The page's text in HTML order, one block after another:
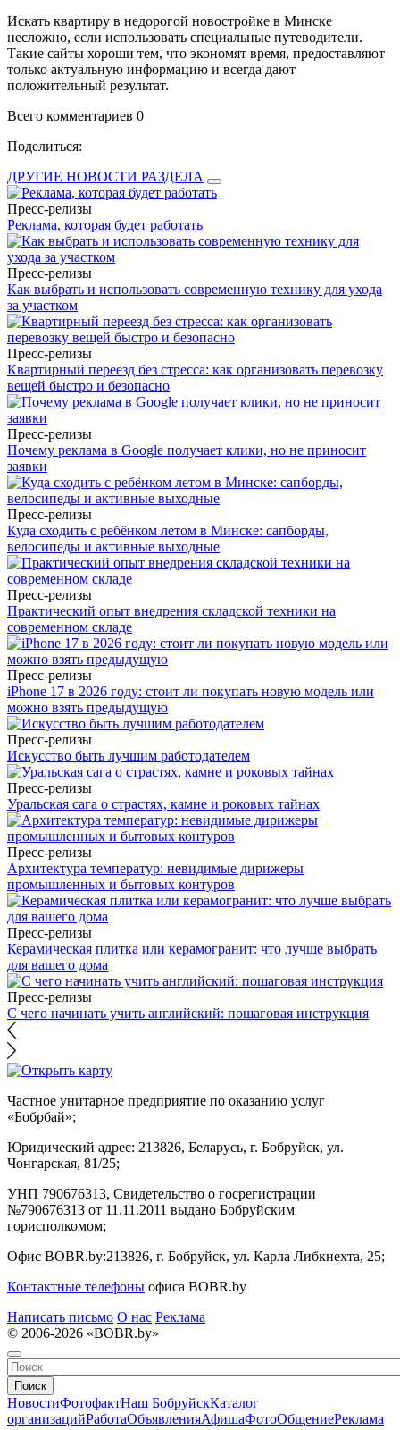
Искать квартиру в недорогой новостройке в Минске
несложно, если использовать специальные путеводители.
Такие сайты хороши тем, что экономят время, предоставляют
только актуальную информацию и всегда дают
положительный результат.
Всего комментариев 0
Поделиться:
ДРУГИЕ НОВОСТИ РАЗДЕЛА
Пресс-релизы
Реклама, которая будет работать
Пресс-релизы
Как выбрать и использовать современную технику для ухода
за участком
Пресс-релизы
Квартирный переезд без стресса: как организовать перевозку
вещей быстро и безопасно
Пресс-релизы
Почему реклама в Google получает клики, но не приносит
заявки
Пресс-релизы
Куда сходить с ребёнком летом в Минске: сапборды,
велосипеды и активные выходные
Пресс-релизы
Практический опыт внедрения складской техники на
современном складе
Пресс-релизы
iPhone 17 в 2026 году: стоит ли покупать новую модель или
можно взять предыдущую
Пресс-релизы
Искусство быть лучшим работодателем
Пресс-релизы
Уральская сага о страстях, камне и роковых тайнах
Пресс-релизы
Архитектура температур: невидимые дирижеры
промышленных и бытовых контуров
Пресс-релизы
Керамическая плитка или керамогранит: что лучше выбрать
для вашего дома
Пресс-релизы
С чего начинать учить английский: пошаговая инструкция
Частное унитарное предприятие по оказанию услуг
«Бобрбай»;
Юридический адрес: 213826, Беларусь, г. Бобруйск, ул.
Чонгарская, 81/25;
УНП 790676313, Свидетельство о госрегистрации
№790676313 от 11.11.2011 выдано Бобруйским
горисполкомом;
Офис BOBR.by:213826, г. Бобруйск, ул. Карла Либкнехта, 25;
Контактные телефоны офиса BOBR.by
Написать письмо О нас Реклама
© 2006-2026 «BOBR.by»
Поиск
НовостиФотофактНаш БобруйскКаталог
организацийРаботаОбъявленияАфишаФотоОбщениеРеклама